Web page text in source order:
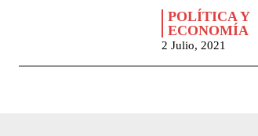
POLÍTICA Y
ECONOMÍA
2 Julio, 2021